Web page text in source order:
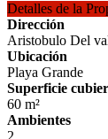
Detalles de la
Dirección
Aristobulo Del
Ubicación
Playa Grande
Superficie
60 m²
Ambientes
2